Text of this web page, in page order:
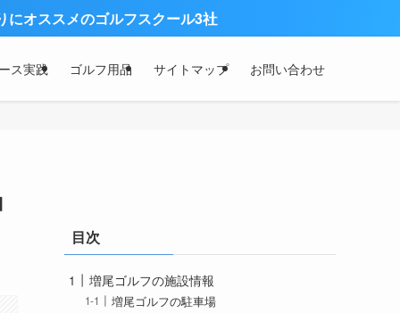
フスクール3社
ス実践 ゴルフ用品 サイトマップ お問い合わせ
目次
増尾ゴルフの施設情報
増尾ゴルフの駐車場